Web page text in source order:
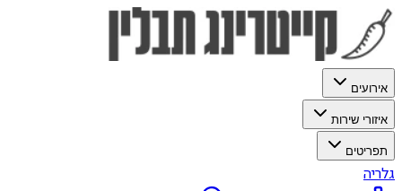
אירועים
איזורי שירות
תפריטים
גלריה